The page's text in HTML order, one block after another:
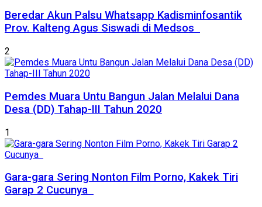
Beredar Akun Palsu Whatsapp Kadisminfosantik
Prov. Kalteng Agus Siswadi di Medsos
2
Pemdes Muara Untu Bangun Jalan Melalui Dana
Desa (DD) Tahap-III Tahun 2020
1
Gara-gara Sering Nonton Film Porno, Kakek Tiri
Garap 2 Cucunya